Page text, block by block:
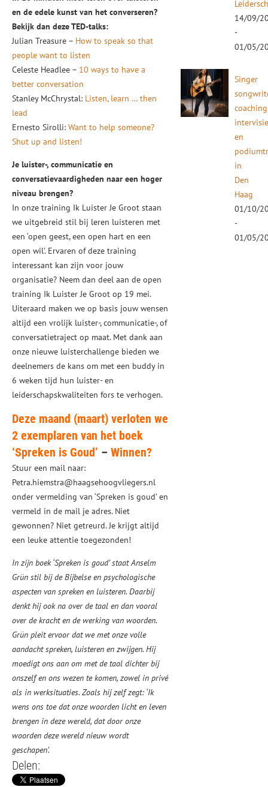
en de edele kunst van het converseren?
Bekijk dan deze TED-talks:
Julian Treasure – How to speak so that
people want to listen
Celeste Headlee – 10 ways to have a
better conversation
Stanley McChrystal: Listen, learn … then
lead
Ernesto Sirolli: Want to help someone?
Shut up and listen!
Je luister-, communicatie en
conversatievaardigheden naar een hoger
niveau brengen?
In onze training Ik Luister Je Groot staan
we uitgebreid stil bij leren luisteren met
een ‘open geest, een open hart en een
open wil’. Ervaren of deze training
interessant kan zijn voor jouw
organisatie? Neem dan deel aan de open
training Ik Luister Je Groot op 19 mei.
Uiteraard maken we op basis jouw wensen
altijd een vrolijk luister-, communicatie-, of
conversatietraject op maat. Met dank aan
onze nieuwe luisterchallenge bieden we
deelnemers de kans om met een buddy in
6 weken tijd hun luister- en
leiderschapskwaliteiten fors te verhogen.
Deze maand (maart) verloten we
2 exemplaren van het boek
‘Spreken is Goud’ – Winnen?
Stuur een mail naar:
Petra.hiemstra@haagsehoogvliegers.nl
onder vermelding van ‘Spreken is goud’ en
vermeld in de mail je adres. Niet
gewonnen? Niet getreurd. Je krijgt altijd
een leuke attentie toegezonden!
In zijn boek ‘Spreken is goud’ staat Anselm
Grün stil bij de Bijbelse en psychologische
aspecten van spreken en luisteren. Daarbij
denkt hij ook na over de taal en dan vooral
over de kracht en de werking van woorden.
Grün pleit ervoor dat we met onze volle
aandacht spreken, luisteren en zwijgen. Hij
moedigt ons aan om met de taal dichter bij
onszelf en ons wezen te komen, zowel in privé
als in werksituaties. Zoals hij zelf zegt: ‘Ik
wens ons toe dat onze woorden licht en leven
brengen in deze wereld, dat door onze
woorden deze wereld nieuw wordt
geschapen’.
Delen:
14/09/
-
01/05/
Singer
en
in
Den
Haag
01/10/
-
01/05/